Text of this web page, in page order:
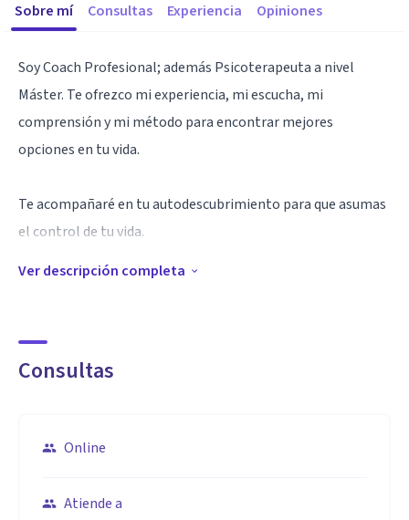
Sobre mí Consultas Experiencia Opiniones
Soy Coach Profesional; además Psicoterapeuta a nivel
Máster. Te ofrezco mi experiencia, mi escucha, mi
comprensión y mi método para encontrar mejores
opciones en tu vida.
Te acompañaré en tu autodescubrimiento para que asumas
el control de tu vida.
Te apoyaré para que descubras que eres capaz de convertir
Tú tienes derecho a vivir con bienestar, sin culpas, sin
Ver descripción completa
Consultas
Online
Atiende a